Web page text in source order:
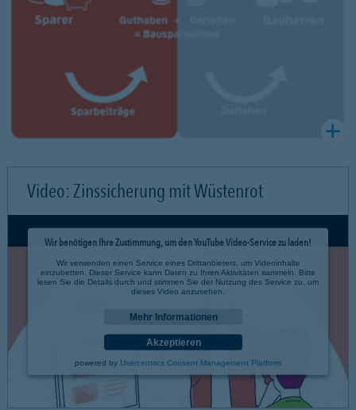
Video: Zinssicherung mit Wüstenrot
Wir benötigen Ihre Zustimmung, um den YouTube Video-Service zu laden!
Wir verwenden einen Service eines Drittanbieters, um Videoinhalte
einzubetten. Dieser Service kann Daten zu Ihren Aktivitäten sammeln. Bitte
lesen Sie die Details durch und stimmen Sie der Nutzung des Service zu, um
dieses Video anzusehen.
Mehr Informationen
Akzeptieren
powered by Usercentrics Consent Management Platform